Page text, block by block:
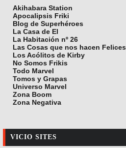
Akihabara Station
Apocalipsis Friki
Blog de Superhéroes
La Casa de El
La Habitación nº 26
Las Cosas que nos hacen Felices
Los Acólitos de Kirby
No Somos Frikis
Todo Marvel
Tomos y Grapas
Universo Marvel
Zona Boom
Zona Negativa
VICIO SITES